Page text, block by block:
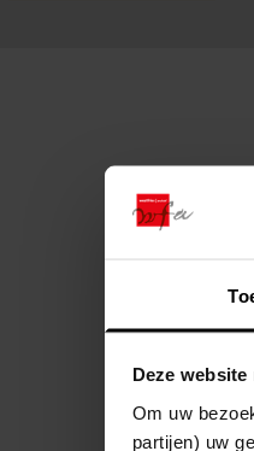
Deze
Om uw
partijen) uw